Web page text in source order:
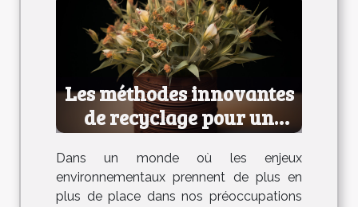
Les méthodes innovantes
de recyclage pour un
avenir durable
Dans un monde où les enjeux
environnementaux prennent de plus en
plus de place dans nos préoccupations